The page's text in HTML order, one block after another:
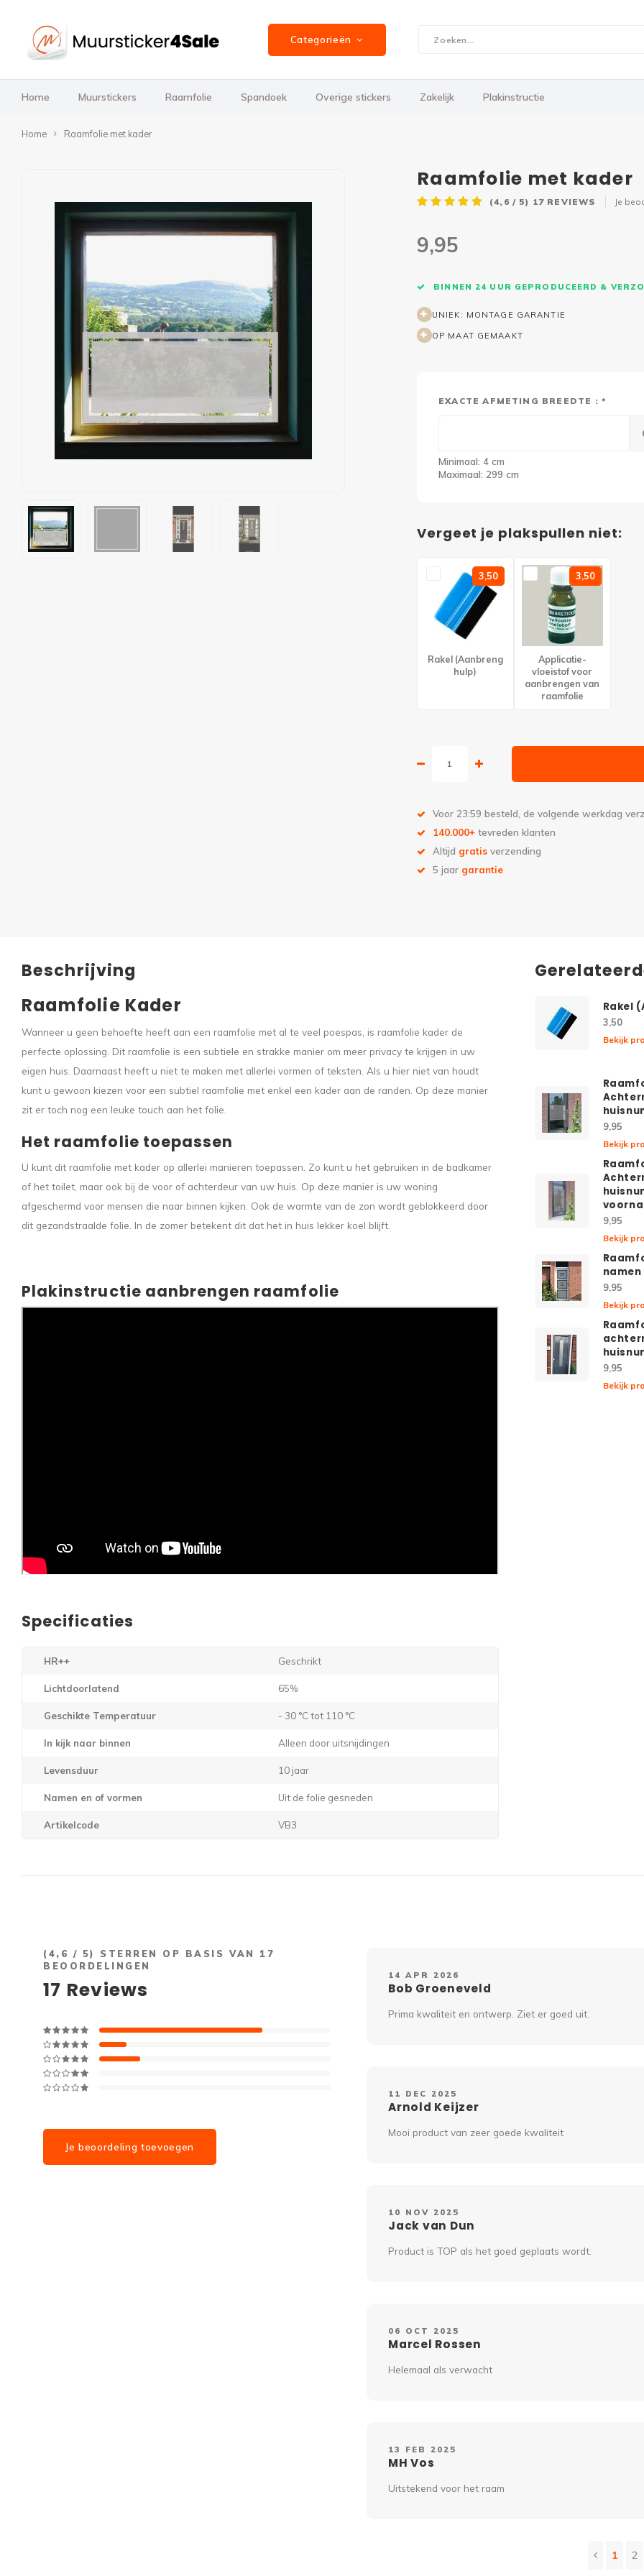
Categorieën
Home Muurstickers Raamfolie Spandoek Overige stickers Zakelijk Plakinstructie
Home Raamfolie met kader
Raamfolie met kader
(4,6 / 5) 17 REVIEWS Je
9,95
BINNEN 24 UUR GEPRODUCEERD &
UNIEK: MONTAGE GARANTIE
OP MAAT GEMAAKT
EXACTE AFMETING BREEDTE : *
Minimaal: 4 cm
Maximaal: 299 cm
Vergeet je plakspullen niet:
3,50
Rakel (Aanbreng
hulp)
3,50
Applicatie-
vloeistof voor
aanbrengen van
raamfolie
Voor 23:59 besteld, de volgende werkdag
140.000+ tevreden klanten
Altijd gratis verzending
5 jaar garantie
Beschrijving
Raamfolie Kader
Wanneer u geen behoefte heeft aan een raamfolie met al te veel poespas, is raamfolie kader de
perfecte oplossing. Dit raamfolie is een subtiele en strakke manier om meer privacy te krijgen in uw
eigen huis. Daarnaast heeft u niet te maken met allerlei vormen of teksten. Als u hier niet van houdt
kunt u gewoon kiezen voor een subtiel raamfolie met enkel een kader aan de randen. Op deze manier
zit er toch nog een leuke touch aan het folie.
Het raamfolie toepassen
U kunt dit raamfolie met kader op allerlei manieren toepassen. Zo kunt u het gebruiken in de badkamer
of het toilet, maar ook bij de voor of achterdeur van uw huis. Op deze manier is uw woning
afgeschermd voor mensen die naar binnen kijken. Ook de warmte van de zon wordt geblokkeerd door
dit gezandstraalde folie. In de zomer betekent dit dat het in huis lekker koel blijft.
Plakinstructie aanbrengen raamfolie
Specificaties
HR++ Geschrikt
Lichtdoorlatend 65%
Geschikte Temperatuur - 30 °C tot 110 °C
In kijk naar binnen Alleen door uitsnijdingen
Levensduur 10 jaar
Namen en of vormen Uit de folie gesneden
Artikelcode VB3
Rakel
3,50
Bekijk
9,95
Bekijk
9,95
Bekijk
9,95
Bekijk
9,95
Bekijk
(4,6 / 5) STERREN OP BASIS VAN 17
BEOORDELINGEN
17 Reviews
Je beoordeling toevoegen
14 APR 2026
Bob Groeneveld
Prima kwaliteit en ontwerp. Ziet er goed uit.
11 DEC 2025
Arnold Keijzer
Mooi product van zeer goede kwaliteit
10 NOV 2025
Jack van Dun
Product is TOP als het goed geplaats wordt.
06 OCT 2025
Marcel Rossen
Helemaal als verwacht
13 FEB 2025
MH Vos
Uitstekend voor het raam
1 2